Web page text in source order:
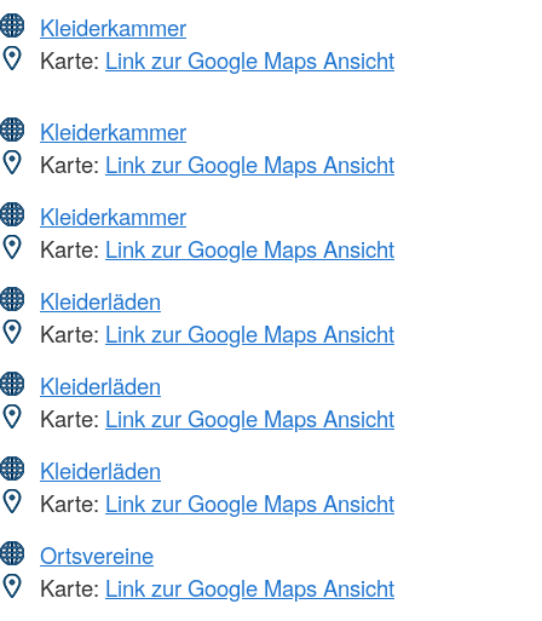
Kleiderkammer
Karte: Link zur Google Maps Ansicht
Kleiderkammer
Karte: Link zur Google Maps Ansicht
Kleiderkammer
Karte: Link zur Google Maps Ansicht
Kleiderläden
Karte: Link zur Google Maps Ansicht
Kleiderläden
Karte: Link zur Google Maps Ansicht
Kleiderläden
Karte: Link zur Google Maps Ansicht
Ortsvereine
Karte: Link zur Google Maps Ansicht